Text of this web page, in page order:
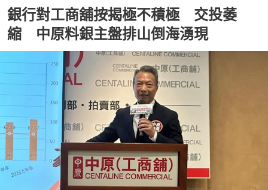
銀行對工商舖按揭極不積極 交投萎
縮 中原料銀主盤排山倒海湧現